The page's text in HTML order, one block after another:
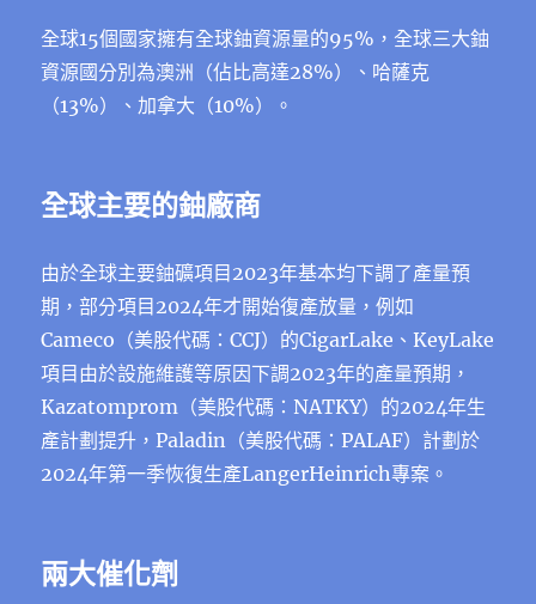
全球15個國家擁有全球鈾資源量的95%，全球三大鈾
資源國分別為澳洲（佔比高達28%）、哈薩克
（13%）、加拿大（10%）。
全球主要的鈾廠商
由於全球主要鈾礦項目2023年基本均下調了產量預
期，部分項目2024年才開始復產放量，例如
Cameco（美股代碼：CCJ）的CigarLake、KeyLake
項目由於設施維護等原因下調2023年的產量預期，
Kazatomprom（美股代碼：NATKY）的2024年生
產計劃提升，Paladin（美股代碼：PALAF）計劃於
2024年第一季恢復生產LangerHeinrich專案。
兩大催化劑